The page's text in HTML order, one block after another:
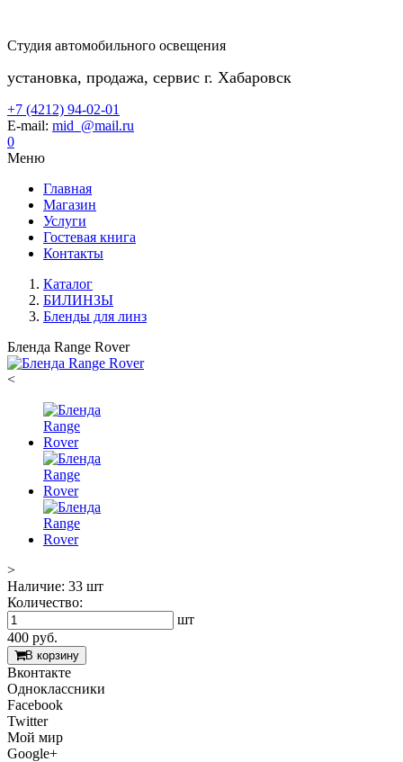
Студия автомобильного освещения
установка, продажа, сервис г. Хабаровск
+7 (4212) 94-02-01
E-mail: mid_@mail.ru
0
Меню
Главная
Магазин
Услуги
Гостевая книга
Контакты
Каталог
БИЛИНЗЫ
Бленды для линз
Бленда Range Rover
<
>
Наличие: 33 шт
Количество:
шт
400 руб.
В корзину
Вконтакте
Одноклассники
Facebook
Twitter
Мой мир
Google+